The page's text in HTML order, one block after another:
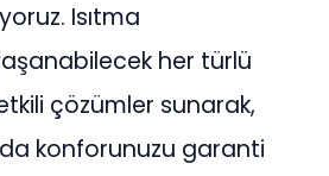
Isıtma
her türlü
çözümler sunarak,
konforunuzu garanti